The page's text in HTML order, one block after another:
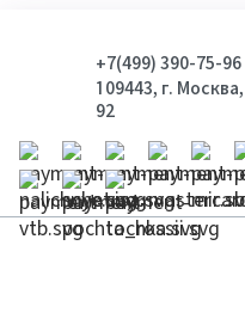
+7(499) 390-75-96
109443, г.
92